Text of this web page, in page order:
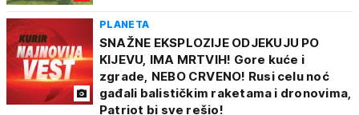
PLANETA
SNAŽNE EKSPLOZIJE ODJEKUJU PO
KIJEVU, IMA MRTVIH! Gore kuće i
zgrade, NEBO CRVENO! Rusi celu noć
gađali balističkim raketama i dronovima,
Patriot bi sve rešio!